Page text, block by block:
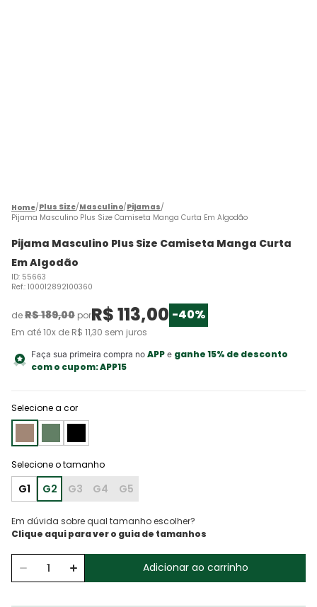
Plus Size Masculino Pijamas
Pijama Masculino Plus Size Camiseta Manga Curta Em Algodão
Pijama Masculino Plus Size Camiseta Manga Curta
Em Algodão
ID: 55663
Ref.: 100012892100360
deR$189,00 porR$113,00 -40%
Em até10x de R$ 11,30 sem juros
Faça sua primeira compra no APPe ganhe 15% de desconto
com o cupom:APP15
Selecione a cor
G1 G2 G3 G4 G5
Em dúvida sobre qual tamanho escolher?
Adicionar ao carrinho